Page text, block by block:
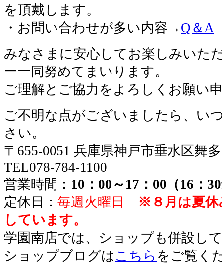
を頂戴します。
・お問い合わせが多い内容→ Q＆A
みなさまに安心してお楽しみいた
ー一同努めてまいります。
ご理解とご協力をよろしくお願い
ご不明な点がございましたら、い
さい。
〒655-0051 兵庫県神戸市垂水区舞
TEL078-784-1100
営業時間： 10：00～17：00（16：
定休日： 毎週火曜日
※８月は夏休
しています。
学園南店では、ショップも併設し
ショップブログは こちら をご覧く